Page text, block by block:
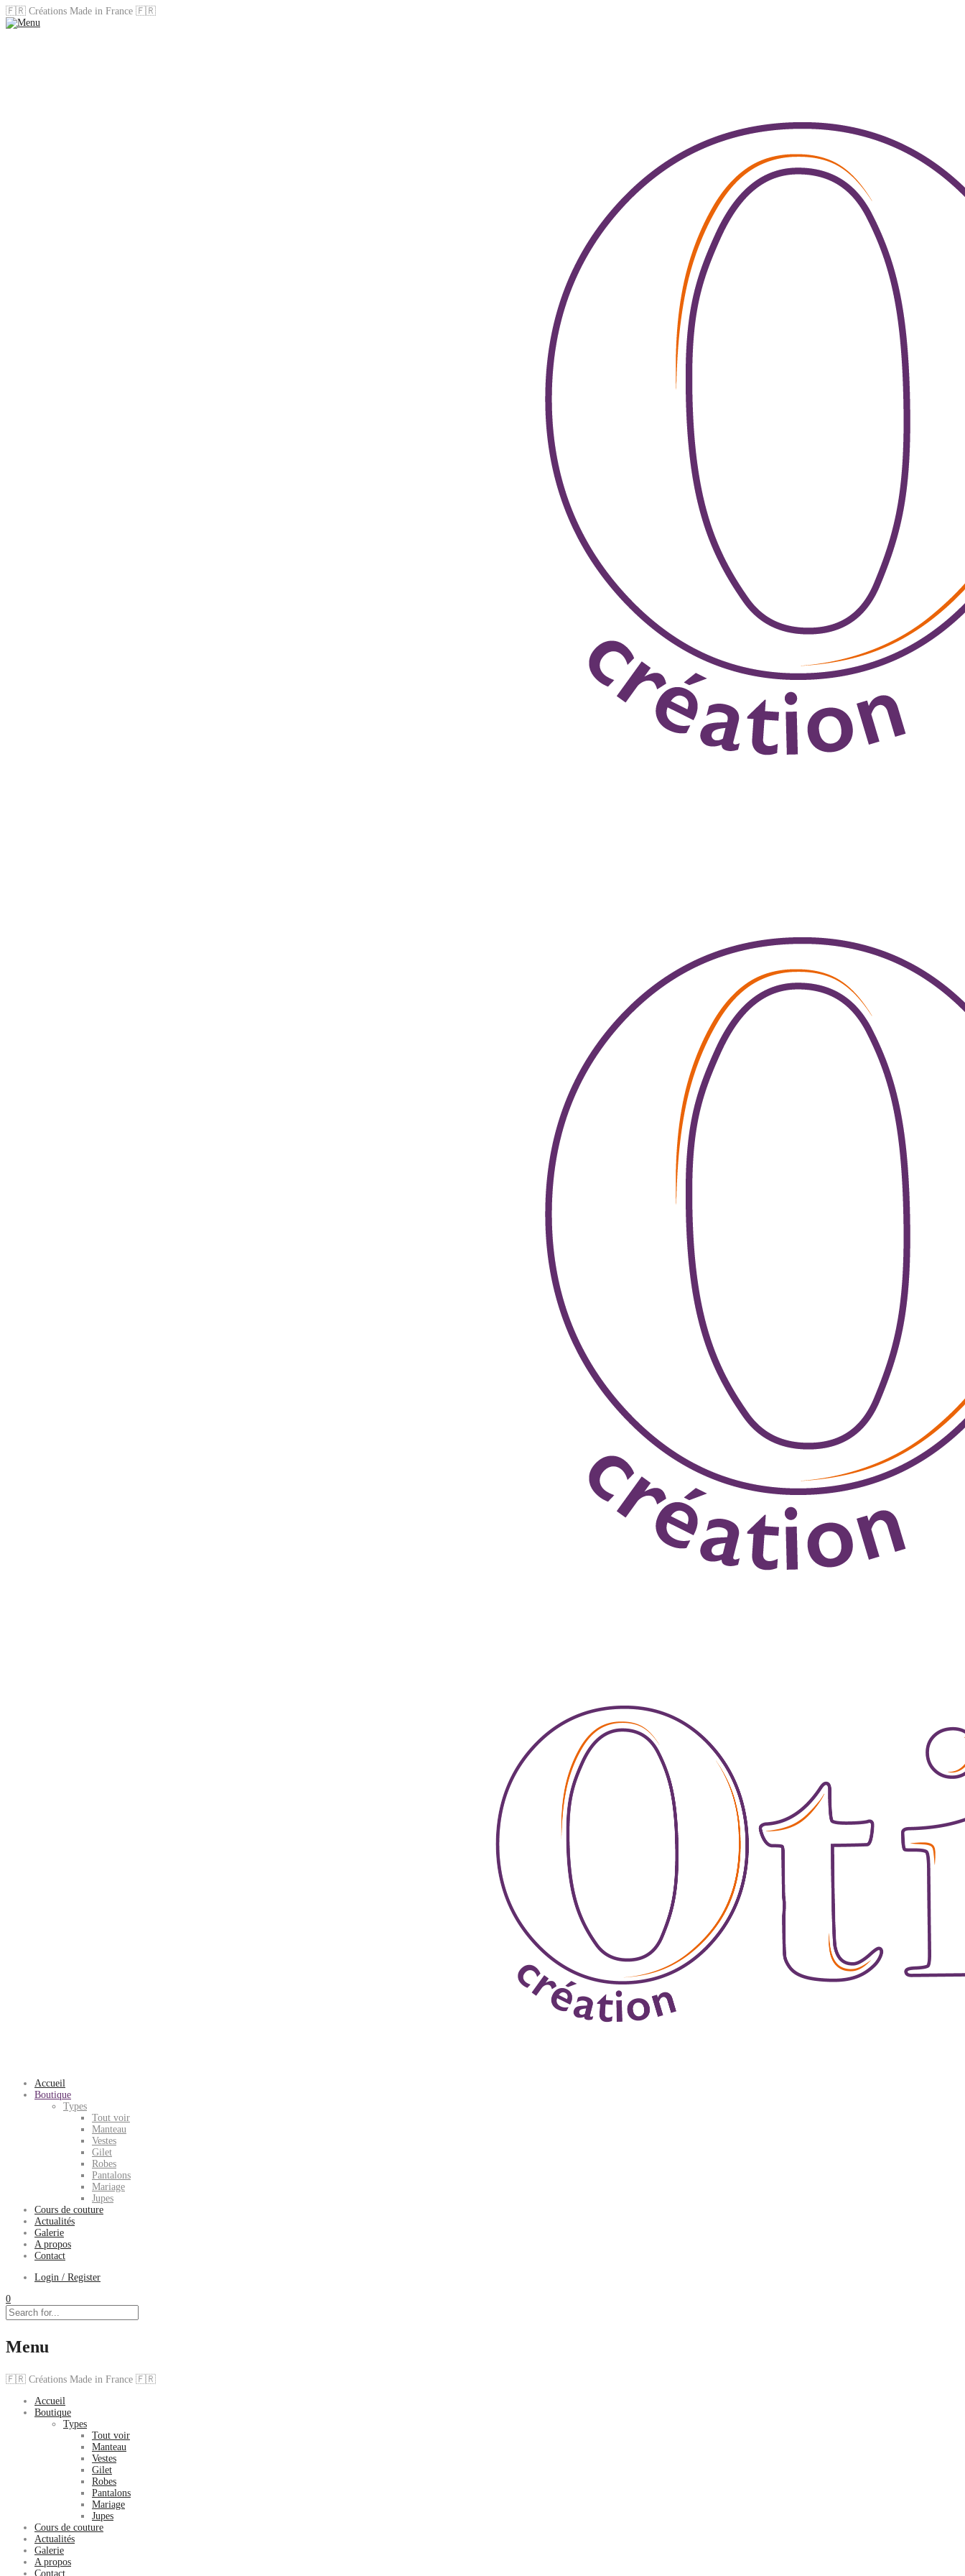
🇫🇷 Créations Made in France 🇫🇷
Accueil
Boutique
Types
Tout voir
Manteau
Vestes
Gilet
Robes
Pantalons
Mariage
Jupes
Cours de couture
Actualités
Galerie
A propos
Contact
Login / Register
0
Menu
🇫🇷 Créations Made in France 🇫🇷
Accueil
Boutique
Types
Tout voir
Manteau
Vestes
Gilet
Robes
Pantalons
Mariage
Jupes
Cours de couture
Actualités
Galerie
A propos
Contact